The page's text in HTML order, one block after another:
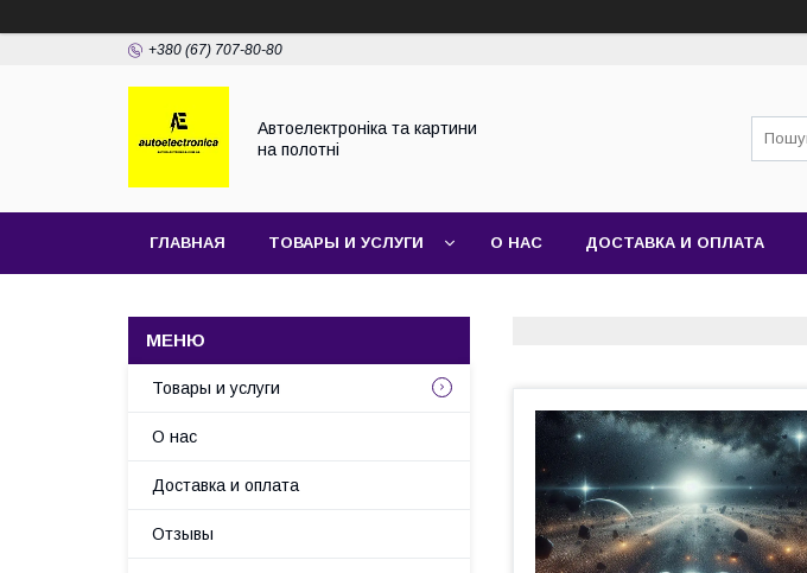
+380 (67) 707-80-80
Автоелектроніка та картини
на полотні
ГЛАВНАЯ ТОВАРЫ И УСЛУГИ О НАС ДОСТАВКА И ОПЛАТА
Товары и услуги
О нас
Доставка и оплата
Отзывы